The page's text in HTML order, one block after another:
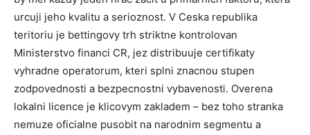
urcuji jeho kvalitu a serioznost. V Ceska republika
teritoriu je bettingovy trh striktne kontrolovan
Ministerstvo financi CR, jez distribuuje certifikaty
vyhradne operatorum, kteri splni znacnou stupen
zodpovednosti a bezpecnostni vybavenosti. Overena
lokalni licence je klicovym zakladem – bez toho stranka
nemuze oficialne pusobit na narodnim segmentu a